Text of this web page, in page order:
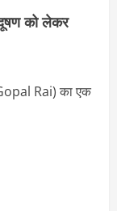
को लेकर
(Gopal Rai) का एक